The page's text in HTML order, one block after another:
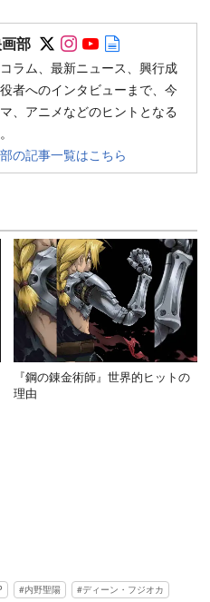
部 Follow on SNS
Follow on SNS
Follow on
ラム、最新ニュース、興行成
者へのインタビューまで、今
、アニメなどのヒントとなる
の記事一覧はこちら
『鋼の錬金術師』世界的ヒットの
理由
内野聖陽
ディーン・フジオカ